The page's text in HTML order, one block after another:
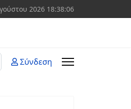
2026 18:38:07
Σύνδεση